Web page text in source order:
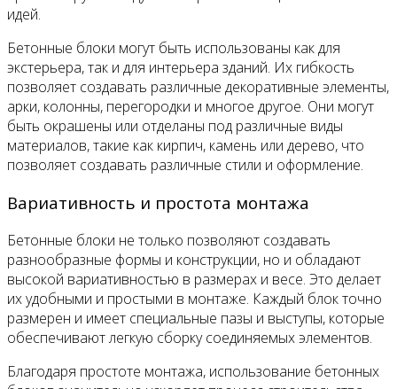
идей.
Бетонные блоки могут быть использованы как для
экстерьера, так и для интерьера зданий. Их гибкость
позволяет создавать различные декоративные элементы,
арки, колонны, перегородки и многое другое. Они могут
быть окрашены или отделаны под различные виды
материалов, такие как кирпич, камень или дерево, что
позволяет создавать различные стили и оформление.
Вариативность и простота монтажа
Бетонные блоки не только позволяют создавать
разнообразные формы и конструкции, но и обладают
высокой вариативностью в размерах и весе. Это делает
их удобными и простыми в монтаже. Каждый блок точно
размерен и имеет специальные пазы и выступы, которые
обеспечивают легкую сборку соединяемых элементов.
Благодаря простоте монтажа, использование бетонных